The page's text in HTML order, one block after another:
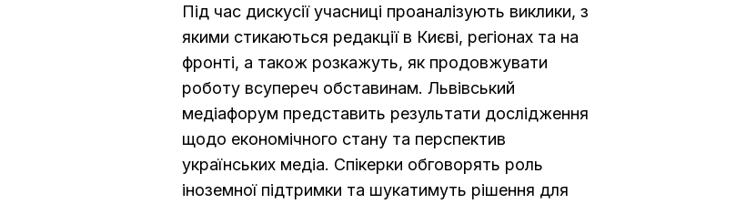
Під час дискусії учасниці проаналізують виклики, з
якими стикаються редакції в Києві, регіонах та на
фронті, а також розкажуть, як продовжувати
роботу всупереч обставинам. Львівський
медіафорум представить результати дослідження
щодо економічного стану та перспектив
українських медіа. Спікерки обговорять роль
іноземної підтримки та шукатимуть рішення для